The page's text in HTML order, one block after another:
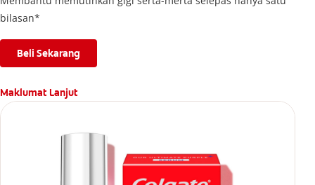
bilasan*
Beli Sekarang
Maklumat Lanjut